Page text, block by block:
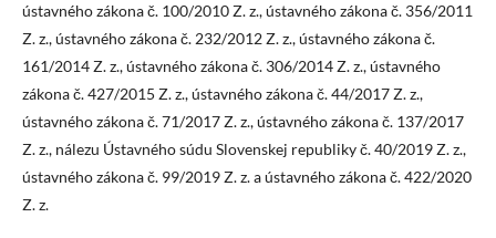
ústavného zákona č. 100/2010 Z. z., ústavného zákona č. 356/2011
Z. z., ústavného zákona č. 232/2012 Z. z., ústavného zákona č.
161/2014 Z. z., ústavného zákona č. 306/2014 Z. z., ústavného
zákona č. 427/2015 Z. z., ústavného zákona č. 44/2017 Z. z.,
ústavného zákona č. 71/2017 Z. z., ústavného zákona č. 137/2017
Z. z., nálezu Ústavného súdu Slovenskej republiky č. 40/2019 Z. z.,
ústavného zákona č. 99/2019 Z. z. a ústavného zákona č. 422/2020
Z. z.